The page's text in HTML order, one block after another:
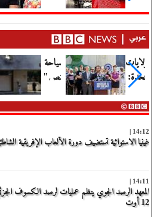
عبد
الرحمن
السيد
بعد
"الصولد"
2026
اليوم.....
"سياحة
القنص"
في
الولايات
المتحدة:
دلالات
السيد
بت...
14:12 |
غينيا الاستوائية تستضيف دورة الألعاب الإفريقية الشاطئية
14:11 |
المعهد الرصد الجوي ينظم عمليات لرصد الكسوف
12 أوت